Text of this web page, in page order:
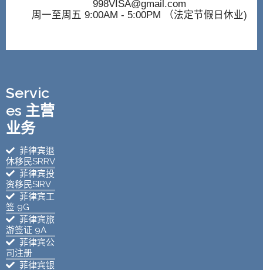
998VISA@gmail.com
周一至周五 9:00AM - 5:00PM （法定节假日休业)
Servic
es 主营
业务
菲律宾退
休移民SRRV
菲律宾投
资移民SIRV
菲律宾工
签 9G
菲律宾旅
游签证 9A
菲律宾公
司注册
菲律宾银